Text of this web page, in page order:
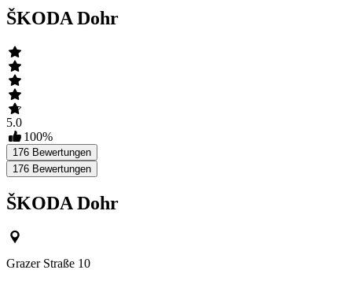
ŠKODA Dohr
5.0
100%
176 Bewertungen
176 Bewertungen
ŠKODA Dohr
Grazer Straße 10